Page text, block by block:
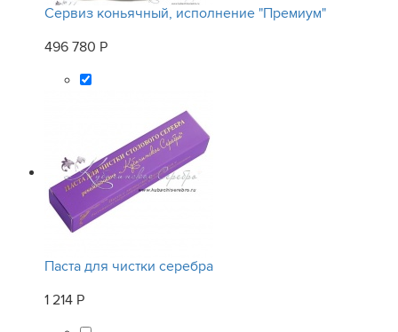
Сервиз коньячный, исполнение "Премиум"
496 780 Р
Паста для чистки серебра
1 214 Р